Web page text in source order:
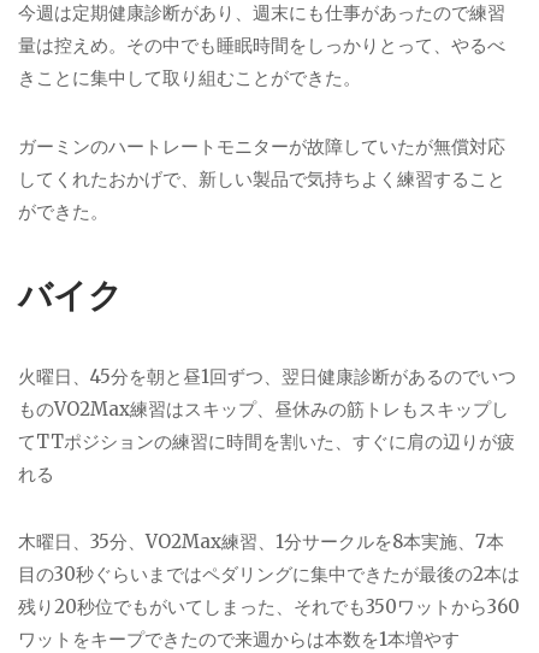
今週は定期健康診断があり、週末にも仕事があったので練習
量は控えめ。その中でも睡眠時間をしっかりとって、やるべ
きことに集中して取り組むことができた。
ガーミンのハートレートモニターが故障していたが無償対応
してくれたおかげで、新しい製品で気持ちよく練習すること
ができた。
バイク
火曜日、45分を朝と昼1回ずつ、翌日健康診断があるのでいつ
ものVO2Max練習はスキップ、昼休みの筋トレもスキップし
てTTポジションの練習に時間を割いた、すぐに肩の辺りが疲
れる
木曜日、35分、VO2Max練習、1分サークルを8本実施、7本
目の30秒ぐらいまではペダリングに集中できたが最後の2本は
残り20秒位でもがいてしまった、それでも350ワットから360
ワットをキープできたので来週からは本数を1本増やす